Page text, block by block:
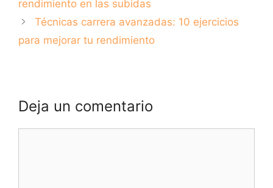
rendimiento en las subidas
Técnicas carrera avanzadas: 10 ejercicios
para mejorar tu rendimiento
Deja un comentario